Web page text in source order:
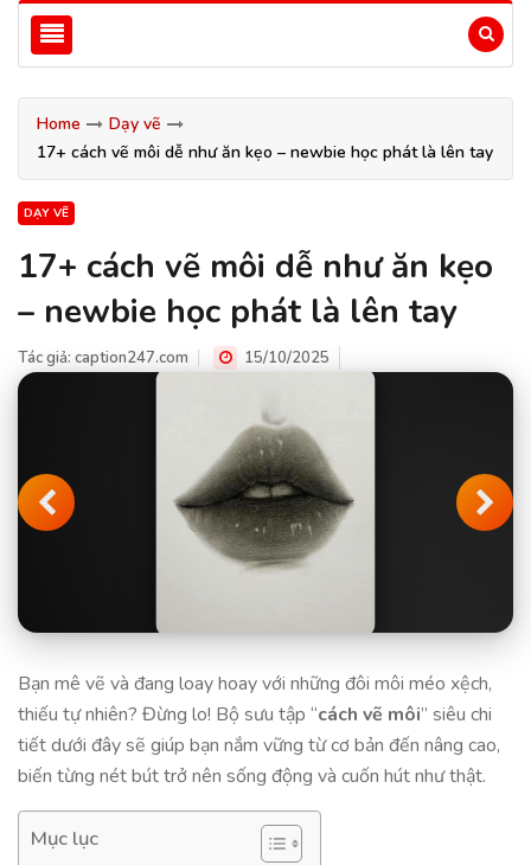
Home
Dạy vẽ
17+ cách vẽ môi dễ như ăn kẹo – newbie học phát là lên tay
DẠY VẼ
17+ cách vẽ môi dễ như ăn kẹo
– newbie học phát là lên tay
Tác giả: caption247.com 15/10/2025
Bạn mê vẽ và đang loay hoay với những đôi môi méo xệch,
thiếu tự nhiên? Đừng lo! Bộ sưu tập “cách vẽ môi” siêu chi
tiết dưới đây sẽ giúp bạn nắm vững từ cơ bản đến nâng cao,
biến từng nét bút trở nên sống động và cuốn hút như thật.
Mục lục